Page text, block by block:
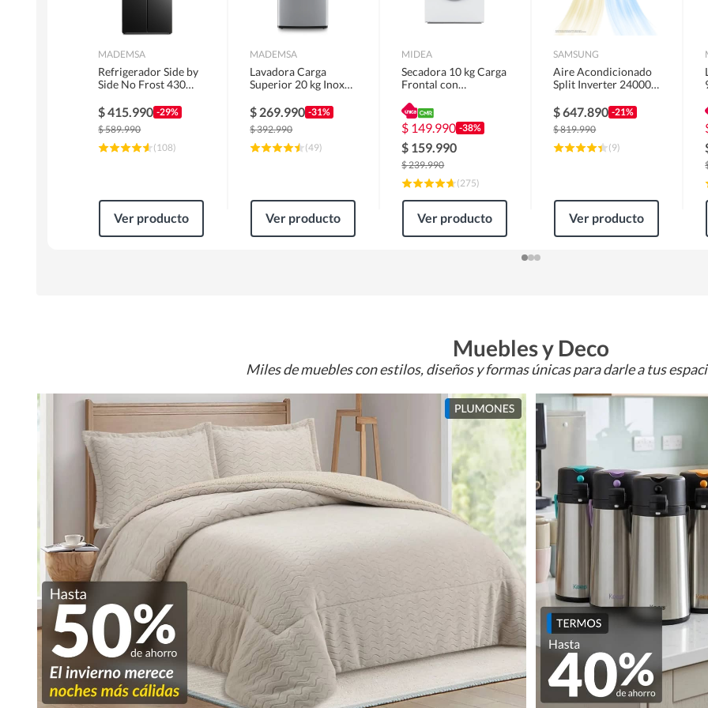
MADEMSA
Refrigerador Side by
Side No Frost 430
MAS430B
$415.990 -29%
$589.990
(108)
Ver producto
MADEMSA
Lavadora Carga
Superior 20 kg Inox
$ 269.990 -31%
$392.990
(49)
Ver producto
MIDEA
Secadora 10 kg Carga
Frontal con
MD100A100/W2
$ 149.990 -38%
$ 159.990
$239.990
(275)
Ver producto
SAMSUNG
Aire Acondicionado
Split Inverter 24000
$647.890 -21%
$819.990
(9)
Ver producto
Muebles y Deco
Miles de muebles con estilos, diseños y formas únicas para darle a tus